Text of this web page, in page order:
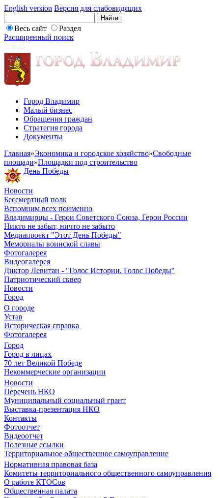
English version Версия для слабовидящих
Весь сайт
Раздел
Расширенный поиск
Город Владимир
Малый бизнес
Обращения граждан
Стратегия города
Документы
Главная»Экономика и городское хозяйство»Свободные
площади»Площадки под строительство
День Победы
Новости
Бессмертный полк
Вспомним всех поименно
Владимирцы - Герои Советского Союза, Герои России
Никто не забыт, ничто не забыто
Медиапроект "Этот День Победы"
Мемориалы воинской славы
Фотогалерея
Видеогалерея
Диктор Левитан - "Голос Истории. Голос Победы"
Патриотический сквер
Новости
Город
О городе
Устав
Историческая справка
Фотогалерея
Город
Город в лицах
70 лет Великой Победе
Некоммерческие организации
Новости
Перечень НКО
Муниципальный социальный грант
Выставка-презентация НКО
Контакты
Фотоотчет
Видеоотчет
Полезные ссылки
Территориальное общественное самоуправление
Нормативная правовая база
Комитеты территориального общественного самоуправления
О работе КТОСов
Общественная палата